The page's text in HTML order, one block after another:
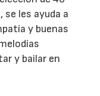
se les ayuda a
y buenas
y bailar en